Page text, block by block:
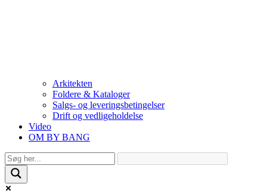
Arkitekten
Foldere & Kataloger
Salgs- og leveringsbetingelser
Drift og vedligeholdelse
Video
OM BY BANG